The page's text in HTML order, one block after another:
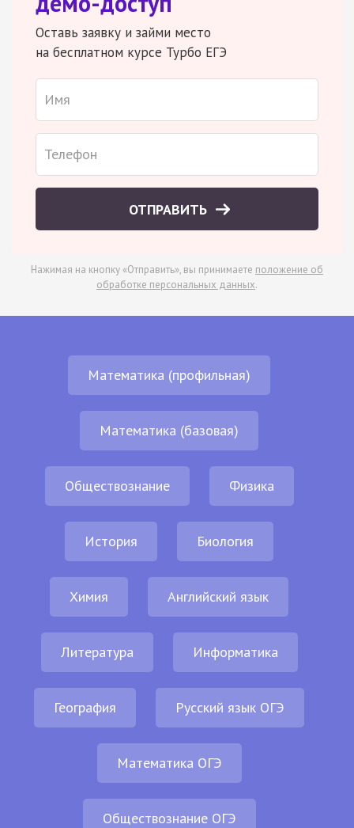
Оставь заявку и займи место
на бесплатном курсе Турбо ЕГЭ
ОТПРАВИТЬ
Нажимая на кнопку «Отправить», вы принимаете положение об
обработке персональных данных.
Математика (профильная)
Математика (базовая)
Обществознание Физика
История Биология
Химия Английский язык
Литература Информатика
География Русский язык ОГЭ
Математика ОГЭ
Обществознание ОГЭ